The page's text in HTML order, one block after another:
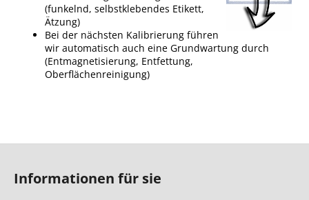
(funkelnd, selbstklebendes Etikett,
Ätzung)
Bei der nächsten Kalibrierung führen
wir automatisch auch eine Grundwartung durch
(Entmagnetisierung, Entfettung,
Oberflächenreinigung)
Informationen für sie